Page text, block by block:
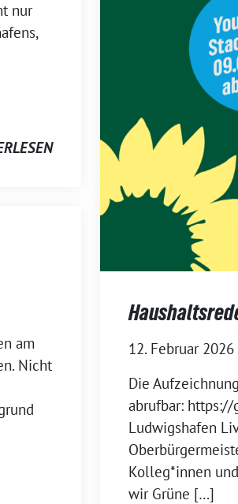
nur
12. Februar 2026
Die
abrufbar: https://
Ludwigshafen
Kolleg*innen
wir Grüne […]
am
Nicht